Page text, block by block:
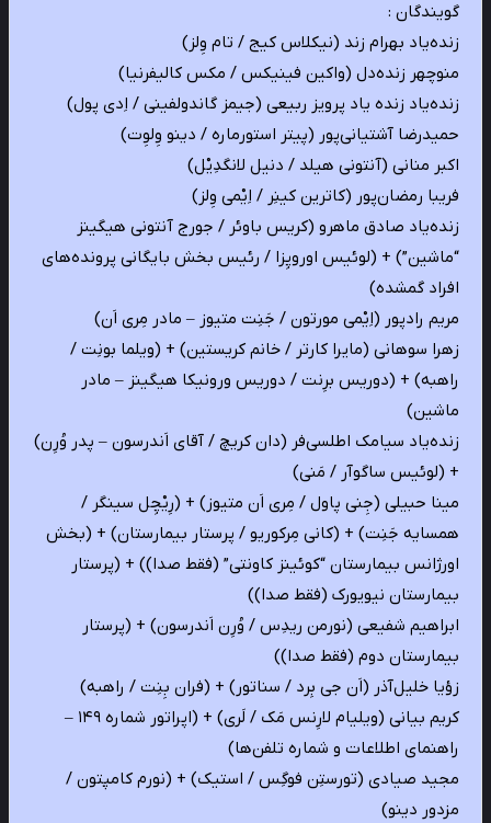
گویندگان :
زنده‌یاد بهرام زند (نیکلاس کیج / تام وِلز)
منوچهر زنده‌دل (واکین فینیکس / مکس کالیفرنیا)
زنده‌یاد زنده یاد پرویز ربیعی (جیمز گاندولفینی / اِدی پول)
حمیدرضا آشتیانی‌پور (پیتر استورماره / دینو وِلوِت)
اکبر منانی (آنتونی هیلد / دنیل لانگدِیْل)
فریبا رمضان‌پور (کاترین کینِر / اِیْمی وِلز)
زنده‌یاد صادق ماهرو (کریس باوئر / جورج آنتونی هیگینز
“ماشین”) + (لوئیس اوروپِزا / رئیس بخش بایگانی پرونده‌های
افراد گمشده)
مریم رادپور (اِیْمی مورتون / جَنِت متیوز – مادر مِری اَن)
زهرا سوهانی (مایرا کارتر / خانم کریستین) + (ویلما بونِت /
راهبه) + (دوریس برِنت / دوریس ورونیکا هیگینز – مادر
ماشین)
زنده‌یاد سیامک اطلسی‌فر (دان کریچ / آقای اَندرسون – پدر وُرِن)
+ (لوئیس ساگوآر / مَنی)
مینا حبیلی (جِنی پاول / مِری اَن متیوز) + (رِیْچِل سینگر /
همسایه جَنِت) + (کانی مِرکوریو / پرستار بیمارستان) + (بخش
اورژانس بیمارستان “کوئینز کاونتی” (فقط صدا)) + (پرستار
بیمارستان نیویورک (فقط صدا))
ابراهیم شفیعی (نورمن ریدِس / وُرِن اَندرسون) + (پرستار
بیمارستان دوم (فقط صدا))
زؤیا خلیل‌آذر (اَن جی بِرد / سناتور) + (فران بِنِت / راهبه)
کریم بیانی (ویلیام لارِنس مَک / لَری) + (اپراتور شماره ۱۴۹ –
راهنمای اطلاعات و شماره تلفن‌ها)
مجید صیادی (تورستِن فوگِس / استیک) + (نورم کامپتون /
مزدور دینو)